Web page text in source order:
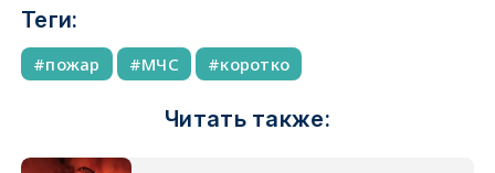
Теги:
пожар МЧС коротко
Читать также: